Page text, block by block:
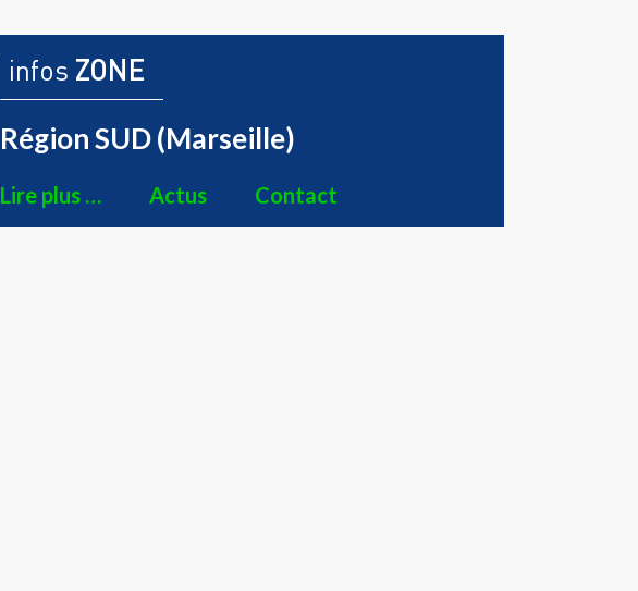
infos ZONE
Région SUD (Marseille)
Lire plus … Actus Contact